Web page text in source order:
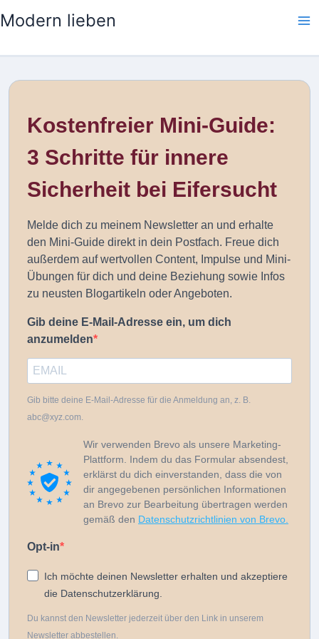
Inhalt
Modern lieben
Kostenfreier Mini-Guide:
3 Schritte für innere
Sicherheit bei Eifersucht
Melde dich zu meinem Newsletter an und erhalte
den Mini-Guide direkt in dein Postfach. Freue dich
außerdem auf wertvollen Content, Impulse und Mini-
Übungen für dich und deine Beziehung sowie Infos
zu neusten Blogartikeln oder Angeboten.
Gib deine E-Mail-Adresse ein, um dich
anzumelden
Gib bitte deine E-Mail-Adresse für die Anmeldung an, z. B.
abc@xyz.com.
Wir verwenden Brevo als unsere Marketing-
Plattform. Indem du das Formular absendest,
erklärst du dich einverstanden, dass die von
dir angegebenen persönlichen Informationen
an Brevo zur Bearbeitung übertragen werden
gemäß den Datenschutzrichtlinien von Brevo.
Opt-in
Ich möchte deinen Newsletter erhalten und akzeptiere
die Datenschutzerklärung.
Du kannst den Newsletter jederzeit über den Link in unserem
Newsletter abbestellen.